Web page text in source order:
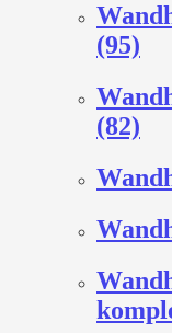
(95)
(82)